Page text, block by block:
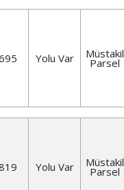
Yolu Var Müstakil
Parsel
Yolu Var Müstakil
Parsel